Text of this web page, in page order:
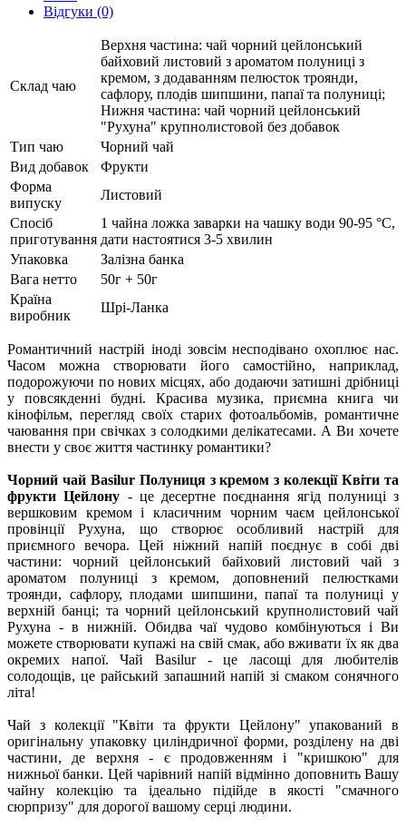
Відгуки (0)
Склад чаю
Верхня частина: чай чорний цейлонський
байховий листовий з ароматом полуниці з
кремом, з додаванням пелюсток троянди,
сафлору, плодів шипшини, папаї та полуниці;
Нижня частина: чай чорний цейлонський
"Рухуна" крупнолистовой без добавок
Тип чаю
Чорний чай
Вид добавок
Фрукти
Форма
випуску
Листовий
Спосіб
приготування
1 чайна ложка заварки на чашку води 90-95 °C,
дати настоятися 3-5 хвилин
Упаковка
Залізна банка
Вага нетто
50г + 50г
Країна
виробник
Шрі-Ланка
Романтичний настрій іноді зовсім несподівано охоплює нас.
Часом можна створювати його самостійно, наприклад,
подорожуючи по нових місцях, або додаючи затишні дрібниці
у повсякденні будні. Красива музика, приємна книга чи
кінофільм, перегляд своїх старих фотоальбомів, романтичне
чаювання при свічках з солодкими делікатесами. А Ви хочете
внести у своє життя частинку романтики?
Чорний чай Basilur Полуниця з кремом з колекції Квіти та
фрукти Цейлону - це десертне поєднання ягід полуниці з
вершковим кремом і класичним чорним чаєм цейлонської
провінції Рухуна, що створює особливий настрій для
приємного вечора. Цей ніжний напій поєднує в собі дві
частини: чорний цейлонський байховий листовий чай з
ароматом полуниці з кремом, доповнений пелюстками
троянди, сафлору, плодами шипшини, папаї та полуниці у
верхній банці; та чорний цейлонський крупнолистовий чай
Рухуна - в нижній. Обидва чаї чудово комбінуються і Ви
можете створювати купажі на свій смак, або вживати їх як два
окремих напої. Чай Basilur - це ласощі для любителів
солодощів, це райський запашний напій зі смаком сонячного
літа!
Чай з колекції "Квіти та фрукти Цейлону" упакований в
оригінальну упаковку циліндричної форми, розділену на дві
частини, де верхня - є продовженням і "кришкою" для
нижньої банки. Цей чарівний напій відмінно доповнить Вашу
чайну колекцію та ідеально підійде в якості "смачного
сюрпризу" для дорогої вашому серці людини.